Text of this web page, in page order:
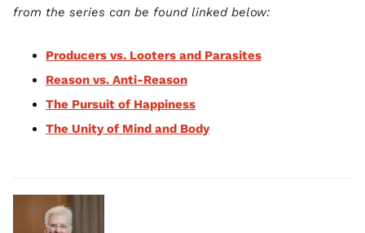
from the series can be found linked below:
Producers vs. Looters and Parasites
Reason vs. Anti-Reason
The Pursuit of Happiness
The Unity of Mind and Body